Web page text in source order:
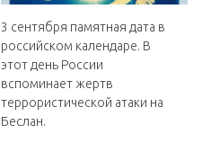
3 сентября памятная дата в
российском календаре. В
этот день России
вспоминает жертв
террористической атаки на
Беслан.